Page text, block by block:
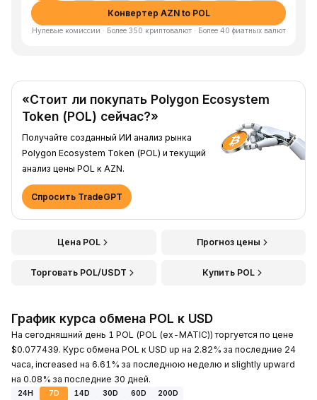
Конвертер AZN to POL
Нулевые комиссии · Более 350 криптовалют · Более 40 фиатных валют
«Стоит ли покупать Polygon Ecosystem
Token (POL) сейчас?»
Получайте созданный ИИ анализ рынка
Polygon Ecosystem Token (POL) и текущий
анализ цены POL к AZN.
Спросить TradeGPT
Цена POL Прогноз цены
Торговать POL/USDT Купить POL
График курса обмена POL к USD
На сегодняшний день 1 POL (POL (ex-MATIC)) торгуется по цене
$0.077439. Курс обмена POL к USD up на 2.82% за последние 24
часа, increased на 6.61% за последнюю неделю и slightly upward
на 0.08% за последние 30 дней.
24H 7D 14D 30D 60D
200D